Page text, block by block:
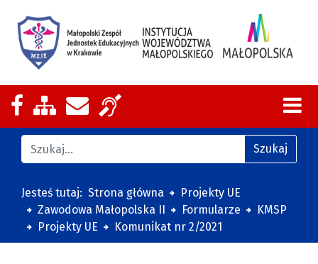
Nasza strona na Facebooku
Zobacz mapę strony
Wyślij emailZakres działalności z tłumaczeniem
Jesteś tutaj: Strona główna
Projekty UE
Zawodowa Małopolska II
Formularze
KMSP
Projekty UE
Komunikat nr 2/2021
Znajdź na stronie Szukaj